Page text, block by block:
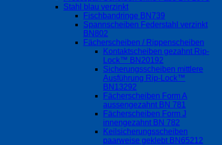
Stahl blau verzinkt
Fischbandringe BN739
Spannscheiben Federstahl verzinkt
BN802
Fächerscheiben / Rippenscheiben
Kontaktscheiben gezahnt Rip-
Lock™ BN20192
Sicherungsscheiben mittlere
Ausführung Rip-Lock™
BN13292
Fächerscheiben Form A
aussengezahnt BN 781
Fächerscheiben Form J
innengezahnt BN 782
Keilsicherungsscheiben
paarweise geklebt BN65212